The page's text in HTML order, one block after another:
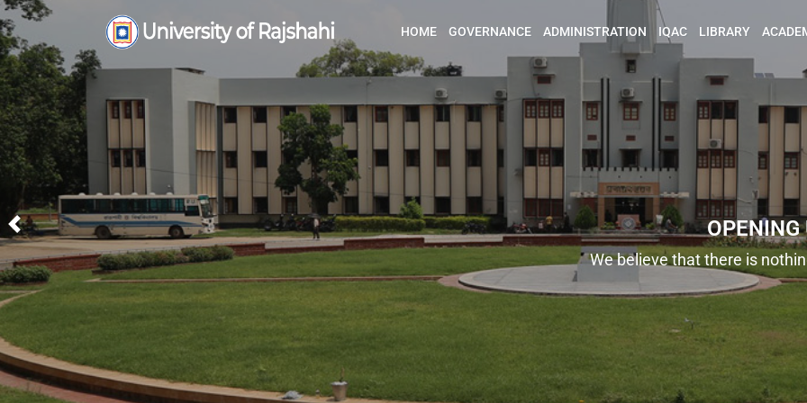
HOME GOVERNANCE ADMINISTRATION IQAC LIBRARY
OPENING
We believe that there is
Previous